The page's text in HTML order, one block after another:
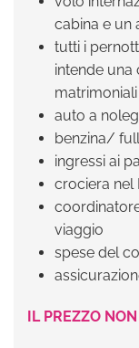
cabina e un
tutti i
intende una
auto a
benzina/
ingressi ai
crociera nel
viaggio
spese del
IL PREZZO